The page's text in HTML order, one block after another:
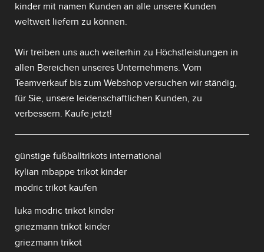
kinder mit namen Kunden an alle unsere Kunden
weltweit liefern zu können.
Wir treiben uns auch weiterhin zu Höchstleistungen in
allen Bereichen unseres Unternehmens. Vom
Teamverkauf bis zum Webshop versuchen wir ständig,
für Sie, unsere leidenschaftlichen Kunden, zu
verbessern. Kaufe jetzt!
günstige fußballtrikots international
kylian mbappe trikot kinder
modric trikot kaufen
luka modric trikot kinder
griezmann trikot kinder
griezmann trikot